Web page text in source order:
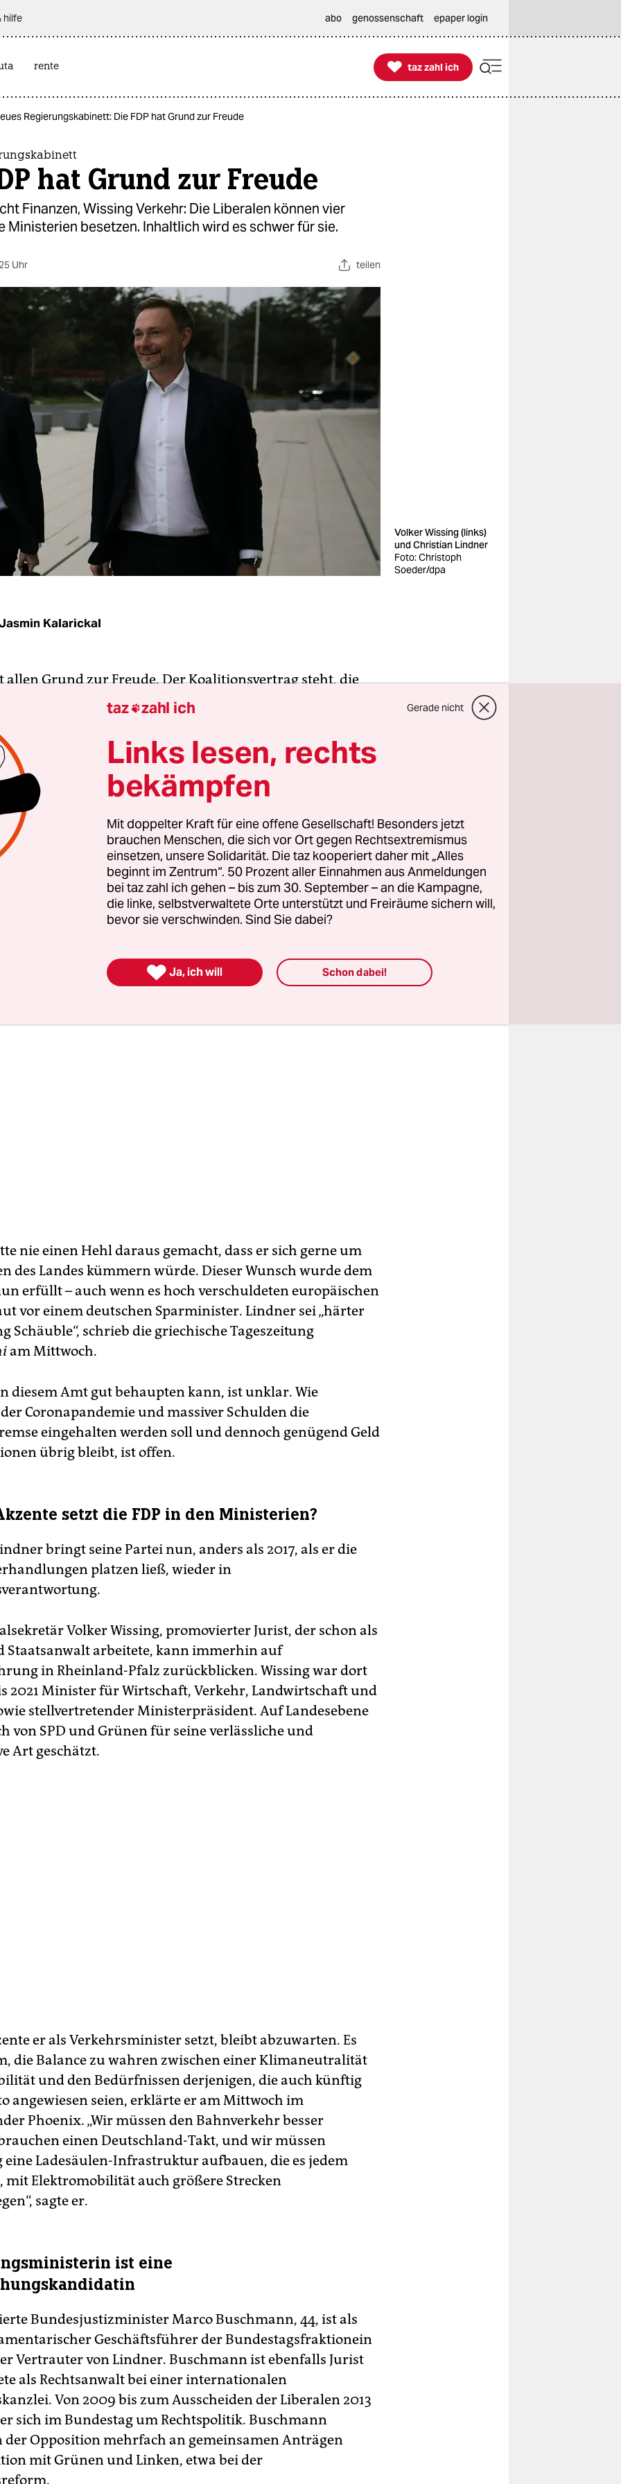
hilfe abo genossenschaft epaper login
rente 
taz zahl ich
taz zahl ich
Regierungskabinett: Die FDP hat Grund zur Freude
hat Grund zur Freude
Finanzen, Wissing Verkehr: Die Liberalen können vier
Ministerien besetzen. Inhaltlich wird es schwer für sie.
Uhr teilen
Volker Wissing (links)
und Christian Lindner
Foto: Christoph
Soeder/dpa
Kalarickal
allen Grund zur Freude. Der Koalitionsvertrag steht, die
auch – und nach langer Spekulation ist endlich klar:
wird Finanzminister der nächsten Bundesregierung
der mächtigste Mann neben dem künftigen Kanzler Olaf
Habeck hat offenbar den Kürzeren gezogen.
drei Ampelparteien hat die FDP die Personalfragen des
am Mittwoch geklärt. Das Verkehrsministerium, das
den Grünen gesehen haben, soll der jetzige FDP-
Volker Wissing leiten. Der Erste Parlamentarische
der FDP-Fraktion im Bundestag, Marco Buschmann,
Um Bildung und Forschung wird sich die
Geschäftsführerin Bettina Stark-Watzinger
Ministerien besetzen.
nie einen Hehl daraus gemacht, dass er sich gerne um
des Landes kümmern würde. Dieser Wunsch wurde dem
erfüllt – auch wenn es hoch verschuldeten europäi­schen
vor einem deutschen Sparminister. Lindner sei „härter
Schäuble“, schrieb die griechische Tageszeitung
am Mittwoch.
diesem Amt gut behaupten kann, ist unklar. Wie
Coronapandemie und massiver Schulden die
eingehalten werden soll und dennoch genügend Geld
übrig bleibt, ist offen.
setzt die FDP in den Ministerien?
bringt seine Partei nun, anders als 2017, als er die
platzen ließ, wieder in
Volker Wissing, promovierter Jurist, der schon als
Staatsanwalt arbeitete, kann immerhin auf
in Rheinland-Pfalz zurückblicken. Wissing war dort
2021 Minister für Wirtschaft, Verkehr, Landwirtschaft und
stellvertretender Ministerpräsident. Auf Landesebene
von SPD und Grünen für seine verlässliche und
Art geschätzt.
er als Verkehrsminister setzt, bleibt abzuwarten. Es
die Balance zu wahren zwischen einer Klimaneutralität
und den Bedürfnissen derjenigen, die auch künftig
angewiesen seien, erklärte er am Mittwoch im
Phoenix. „Wir müssen den Bahnverkehr besser
einen Deutschland-Takt, und wir müssen
eine Ladesäulen-Infrastruktur aufbauen, die es jedem
mit Elektromobilität auch größere Strecken
sagte er.
ist eine
Bundesjustizminister Marco Buschmann, 44, ist als
Geschäftsführer der Bundestagsfraktionein
Vertrauter von Lindner. Buschmann ist ebenfalls Jurist
als Rechtsanwalt bei einer internationalen
Von 2009 bis zum Ausscheiden der Liberalen 2013
sich im Bundestag um Rechtspolitik. Buschmann
der Opposition mehrfach an gemeinsamen Anträgen
mit Grünen und Linken, etwa bei der
taz zahl ich Gerade nicht
Links lesen, rechts
bekämpfen
Mit doppelter Kraft für eine offene Gesellschaft! Besonders jetzt
brauchen Menschen, die sich vor Ort gegen Rechtsextremismus
einsetzen, unsere Solidarität. Die taz kooperiert daher mit „Alles
beginnt im Zentrum“. 50 Prozent aller Einnahmen aus Anmeldungen
bei taz zahl ich gehen – bis zum 30. September – an die Kampagne,
die linke, selbstverwaltete Orte unterstützt und Freiräume sichern will,
bevor sie verschwinden. Sind Sie dabei?
 Ja, ich will Schon dabei!